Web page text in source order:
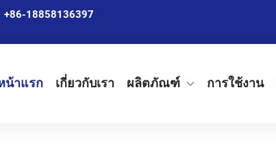
+86-18858136397
น้าแรก เกี่ยวกับเรา ผลิตภัณฑ์ การใช้งาน